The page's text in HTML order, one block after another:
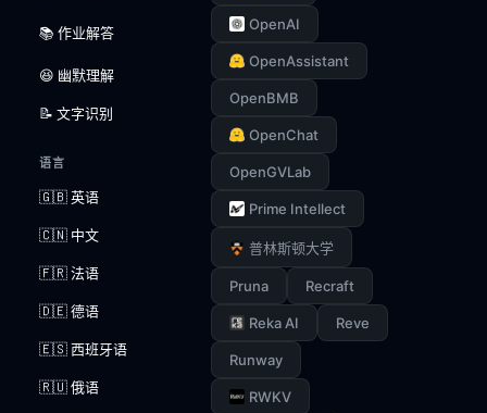
📚 作业解答
😆 幽默理解
📝 文字识别
语言
🇬🇧 英语
🇨🇳 中文
🇫🇷 法语
🇩🇪 德语
🇪🇸 西班牙语
🇷🇺 俄语
OpenAI
OpenAssistant
OpenBMB
OpenChat
OpenGVLab
Prime Intellect
普林斯顿大学
Pruna Recraft
Reka AI Reve
Runway
RWKV